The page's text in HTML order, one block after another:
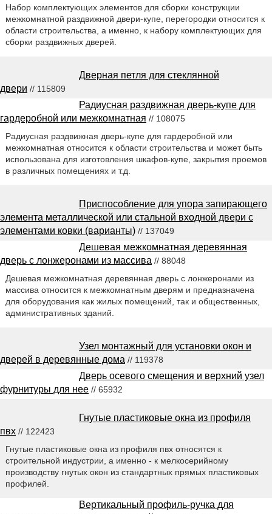
Набор комплектующих элементов для сборки конструкции
межкомнатной раздвижной двери-купе, перегородки относится к
области строительства, а именно, к набору комплектующих для
сборки раздвижных дверей.
Дверная петля для стеклянной
двери // 115809
Радиусная раздвижная дверь-купе для
гардеробной или межкомнатная // 108075
Радиусная раздвижная дверь-купе для гардеробной или
межкомнатная относится к области строительства и может быть
использована для изготовления шкафов-купе, закрытия проемов
в различных помещениях и т.д.
Приспособление для упора запирающего
элемента металлической или стальной входной двери с
элементами ковки (варианты) // 137049
Дешевая межкомнатная деревянная
дверь с лонжеронами из массива // 88048
Дешевая межкомнатная деревянная дверь с лонжеронами из
массива относится к межкомнатным дверям и предназначена
для оборудования как жилых помещений, так и общественных,
административных зданий.
Узел монтажный для установки окон и
дверей в деревянные дома // 119378
Дверь осевого смещения и верхний узел
фурнитуры для нее // 65932
Гнутые пластиковые окна из профиля
пвх // 122423
Гнутые пластиковые окна из профиля пвх относятся к
строительной индустрии, а именно - к мелкосерийному
производству гнутых окон из стандартных прямых пластиковых
профилей.
Вертикальный профиль-ручка для